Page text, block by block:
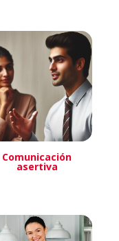
Comunicación
asertiva